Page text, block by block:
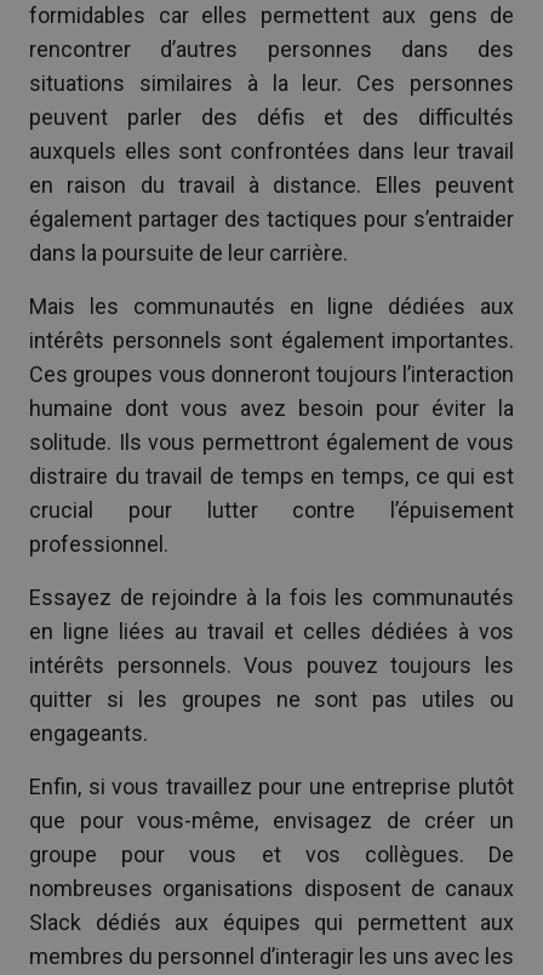
formidables car elles permettent aux gens de
rencontrer d’autres personnes dans des
situations similaires à la leur. Ces personnes
peuvent parler des défis et des difficultés
auxquels elles sont confrontées dans leur travail
en raison du travail à distance. Elles peuvent
également partager des tactiques pour s’entraider
dans la poursuite de leur carrière.
Mais les communautés en ligne dédiées aux
intérêts personnels sont également importantes.
Ces groupes vous donneront toujours l’interaction
humaine dont vous avez besoin pour éviter la
solitude. Ils vous permettront également de vous
distraire du travail de temps en temps, ce qui est
crucial pour lutter contre l’épuisement
professionnel.
Essayez de rejoindre à la fois les communautés
en ligne liées au travail et celles dédiées à vos
intérêts personnels. Vous pouvez toujours les
quitter si les groupes ne sont pas utiles ou
engageants.
Enfin, si vous travaillez pour une entreprise plutôt
que pour vous-même, envisagez de créer un
groupe pour vous et vos collègues. De
nombreuses organisations disposent de canaux
Slack dédiés aux équipes qui permettent aux
membres du personnel d’interagir les uns avec les